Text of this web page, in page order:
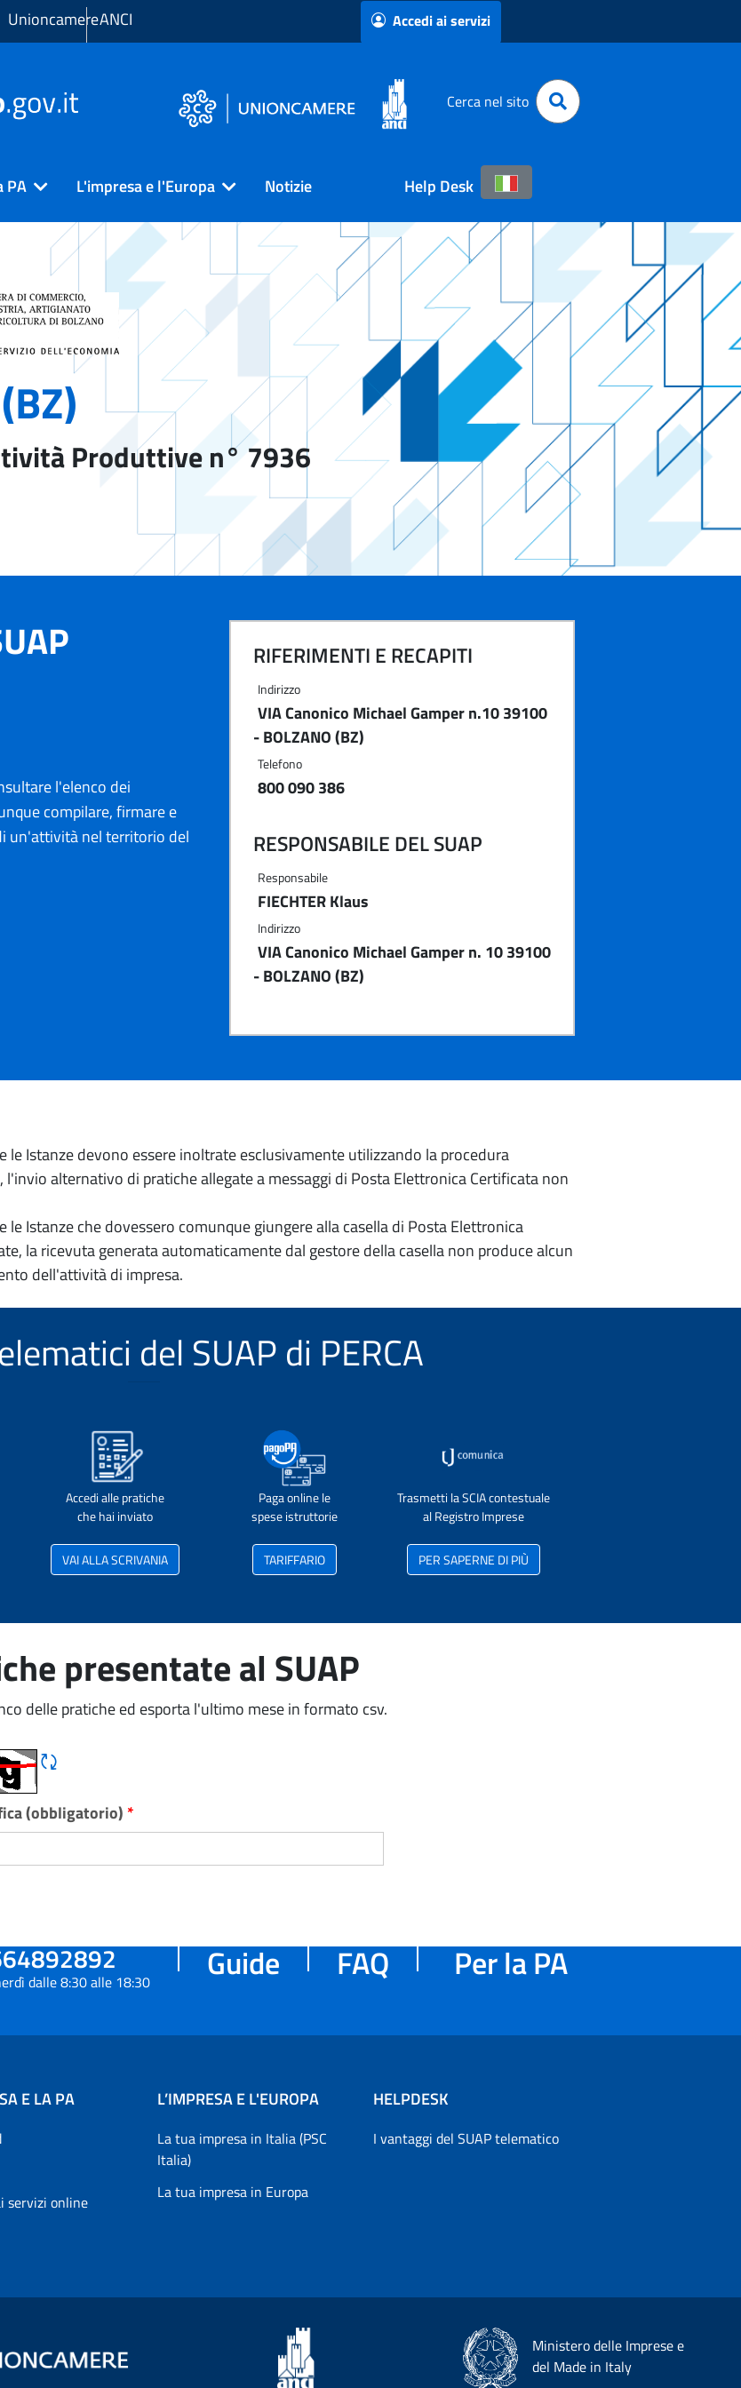
UnioncamereANCI Accedi ai servizi
Cerca nel sito
PA L'impresa e l'Europa Notizie Help Desk
Produttive n° 7936
l'elenco dei
compilare, firmare e
un'attività nel territorio del
RIFERIMENTI E RECAPITI
Indirizzo
VIA Canonico Michael Gamper n.10 39100
- BOLZANO (BZ)
Telefono
800 090 386
RESPONSABILE DEL SUAP
Responsabile
FIECHTER Klaus
Indirizzo
VIA Canonico Michael Gamper n. 10 39100
- BOLZANO (BZ)
le Istanze devono essere inoltrate esclusivamente utilizzando la procedura
alternativo di pratiche allegate a messaggi di Posta Elettronica Certificata non
Istanze che dovessero comunque giungere alla casella di Posta Elettronica
la ricevuta generata automaticamente dal gestore della casella non produce alcun
dell'attività di impresa.
del SUAP di PERCA
Accedi alle pratiche
che hai inviato
VAI ALLA SCRIVANIA
Paga online le
spese istruttorie
TARIFFARIO
Trasmetti la SCIA contestuale
al Registro Imprese
PER SAPERNE DI PIÙ
presentate al SUAP
delle pratiche ed esporta l'ultimo mese in formato csv.
Rigene CAPTCHA
(obbligatorio) *
dalle 8:30 alle 18:30 Guide FAQ Per la PA
E LA PA
servizi online
L’IMPRESA E L'EUROPA
La tua impresa in Italia (PSC
Italia)
La tua impresa in Europa
HELPDESK
I vantaggi del SUAP telematico
Ministero delle Imprese e
del Made in Italy